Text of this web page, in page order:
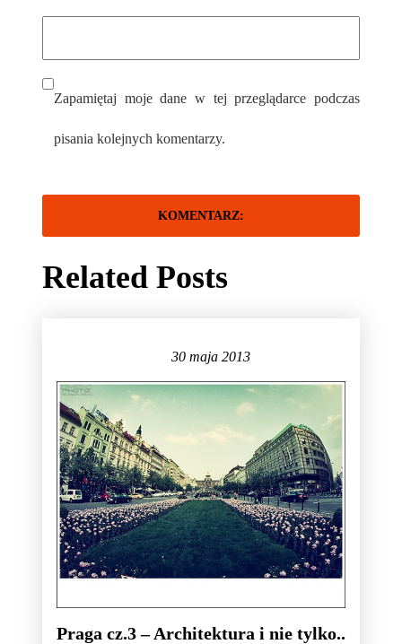
Zapamiętaj moje dane w tej przeglądarce podczas
pisania kolejnych komentarzy.
Related Posts
30 maja 2013
Praga cz.3 – Architektura i nie tylko..